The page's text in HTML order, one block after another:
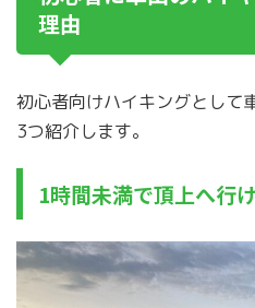
理由
初心者向けハイキングとして
3つ紹介します。
1時間未満で頂上へ行